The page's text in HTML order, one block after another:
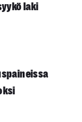
laki